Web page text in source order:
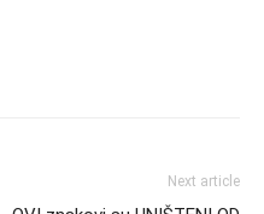
Next article